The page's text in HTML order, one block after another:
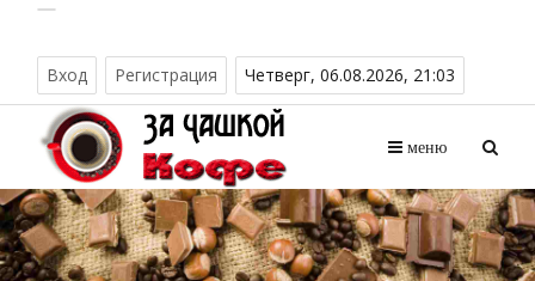
Вход Регистрация Четверг, 06.08.2026, 21:03
меню